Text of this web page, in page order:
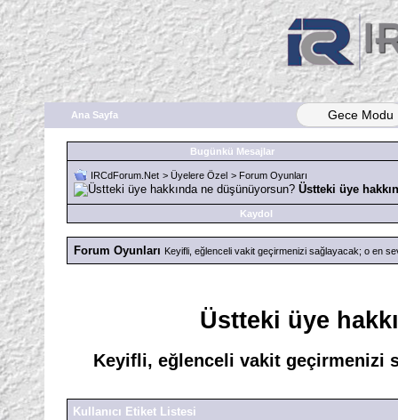
Ana Sayfa Gece Modu
Bugünkü Mesajlar
IRCdForum.Net > Üyelere Özel > Forum Oyunları
Üstteki üye
Kaydol
Forum Oyunları Keyifli, eğlenceli vakit geçirmenizi sağlayacak; o en
Üstteki üye
Keyifli, eğlenceli vakit geçirmenizi
Kullanıcı Etiket Listesi